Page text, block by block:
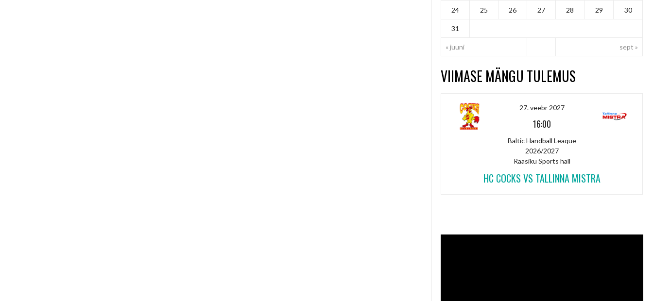
« juuni sept »
24 25 26 27 28 29 30
31
VIIMASE MÄNGU TULEMUS
27. veebr 2027
16:00
Baltic Handball Leaque
2026/2027
Raasiku Sports hall
HC COCKS VS TALLINNA MISTRA